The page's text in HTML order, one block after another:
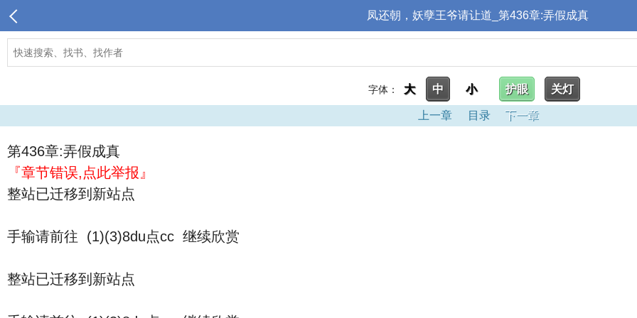
凤还朝，妖孽王爷请让道_第436章:弄假成真
字体： 大 中 小 护眼 关灯
上一章 目录 下一章
第436章:弄假成真
『章节错误,点此举报』
整站已迁移到新站点
手输请前往 (1)(3)8du点cc 继续欣赏
整站已迁移到新站点